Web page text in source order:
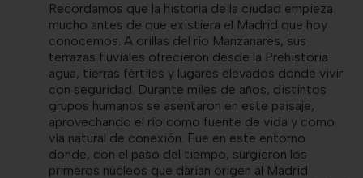
Recordamos que la historia de la ciudad empieza
mucho antes de que existiera el Madrid que hoy
conocemos. A orillas del río Manzanares, sus
terrazas fluviales ofrecieron desde la Prehistoria
agua, tierras fértiles y lugares elevados donde vivir
con seguridad. Durante miles de años, distintos
grupos humanos se asentaron en este paisaje,
aprovechando el río como fuente de vida y como
vía natural de conexión. Fue en este entorno
donde, con el paso del tiempo, surgieron los
primeros núcleos que darían origen al Madrid